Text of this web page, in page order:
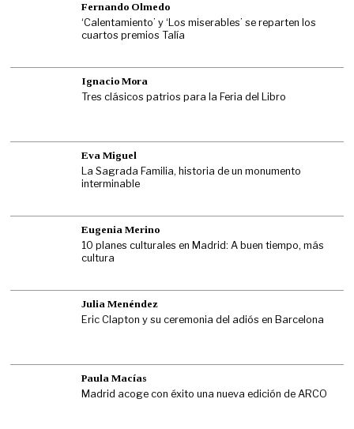
Fernando Olmedo
‘Calentamiento’ y ‘Los miserables’ se reparten los
cuartos premios Talía
Ignacio Mora
Tres clásicos patrios para la Feria del Libro
Eva Miguel
La Sagrada Familia, historia de un monumento
interminable
Eugenia Merino
10 planes culturales en Madrid: A buen tiempo, más
cultura
Julia Menéndez
Eric Clapton y su ceremonia del adiós en Barcelona
Paula Macías
Madrid acoge con éxito una nueva edición de ARCO